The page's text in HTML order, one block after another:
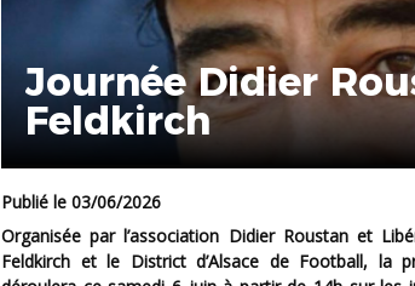
Journée Didier
Feldkirch
Publié le 03/06/2026
Organisée par l’association Didier Roustan et Libéro Education, en partenariat avec le FC
Feldkirch et le District d’Alsace de Football, la